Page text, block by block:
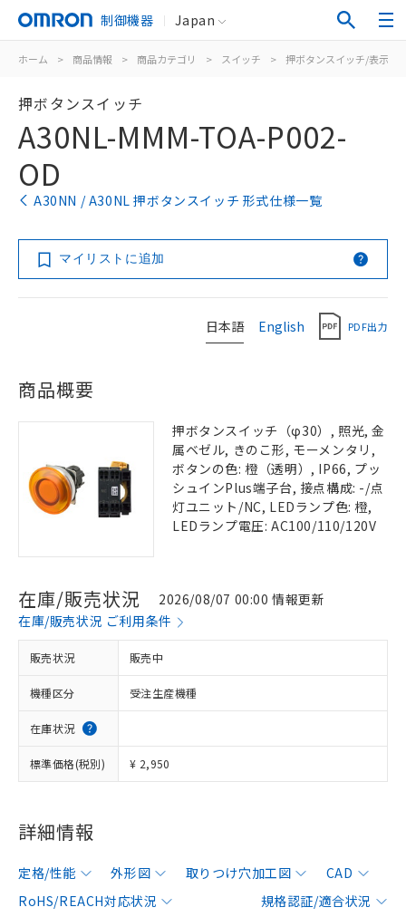
制御機器 Japan
ホーム > 商品情報 > 商品カテゴリ > スイッチ > 押ボタンスイッチ/表示灯
押ボタンスイッチ
A30NL-MMM-TOA-P002-
OD
A30NN / A30NL 押ボタンスイッチ 形式仕様一覧
マイリストに追加
日本語 English PDF出力
商品概要
押ボタンスイッチ（φ30）, 照光, 金
属ベゼル, きのこ形, モーメンタリ,
ボタンの色: 橙（透明）, IP66, プッ
シュインPlus端子台, 接点構成: -/点
灯ユニット/NC, LEDランプ色: 橙,
LEDランプ電圧: AC100/110/120V
在庫/販売状況
2026/08/07 00:00 情報更新
在庫/販売状況 ご利用条件
販売状況 販売中
機種区分 受注生産機種
在庫状況
標準価格(税別) ¥ 2,950
詳細情報
定格/性能 外形図 取りつけ穴加工図
CAD
RoHS/REACH対応状況
規格認証/適合状況